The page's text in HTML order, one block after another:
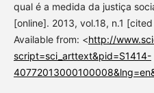
qual é a medida da justiça
[online]. 2013, vol.18, n.1
Available from: <http://
script=sci_arttext&pid=S1414-